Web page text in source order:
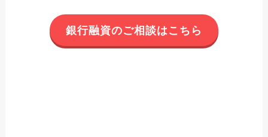
銀行融資のご相談はこちら